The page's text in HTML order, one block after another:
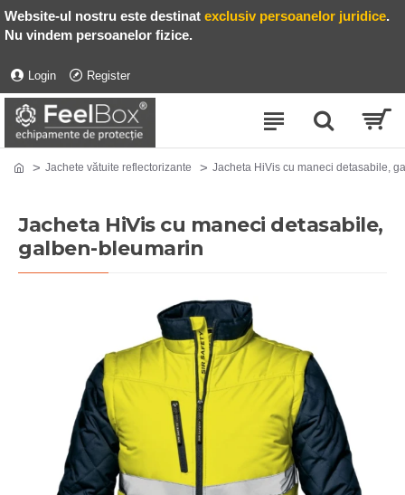
Website-ul nostru este destinat exclusiv persoanelor juridice.
Nu vindem persoanelor fizice.
Login Register
Jachete vătuite reflectorizante Jacheta HiVis cu maneci detasabile,
Jacheta HiVis cu maneci detasabile,
galben-bleumarin